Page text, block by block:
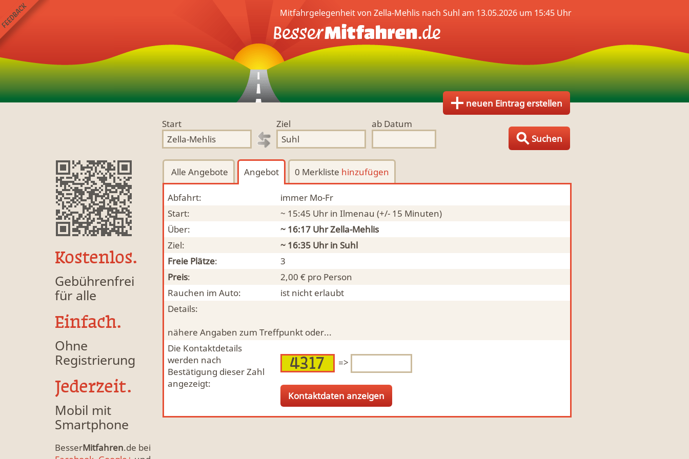
neuen Eintrag erstellen
Start
Ziel
ab Datum
Suchen
Kostenlos.
Gebührenfrei
für alle
Einfach.
Ohne
Registrierung
Jederzeit.
Mobil mit
Smartphone
BesserMitfahren.de bei
Mitfahrgelegenheit von Zella-Mehlis nach Suhl am 13.05.2026 um 15:45 Uhr
Alle Angebote Angebot 0 Merkliste hinzufügen
Abfahrt:
immer Mo-Fr
Start:
~ 15:45 Uhr in Ilmenau (+/- 15 Minuten)
Über:
~ 16:17 UhrZella-Mehlis
Ziel:
~ 16:35 Uhr in Suhl
Freie Plätze:
3
Preis:
2,00 € pro Person
Rauchen im Auto:
ist nicht erlaubt
Details:
nähere Angaben zum Treffpunkt oder...
Die Kontaktdetails
werden nach
Bestätigung dieser Zahl
angezeigt:
=>